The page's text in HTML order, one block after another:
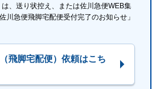
、送り状控え、または佐川急便WEB集
川急便飛脚宅配便受付完了のお知らせ」
飛脚宅配便）依頼はこち